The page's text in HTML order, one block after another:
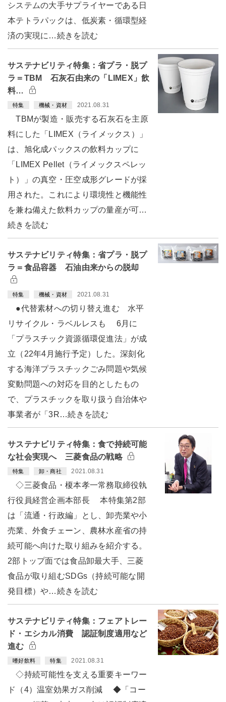
システムの大手サプライヤーである日
本テトラパックは、低炭素・循環型経
済の実現に…続きを読む
サステナビリティ特集：省プラ・脱プ
ラ＝TBM 石灰石由来の「LIMEX」飲
料…
特集 機械・資材 2021.08.31
TBMが製造・販売する石灰石を主原
料にした「LIMEX（ライメックス）」
は、旭化成パックスの飲料カップに
「LIMEX Pellet（ライメックスペレッ
ト）」の真空・圧空成形グレードが採
用された。これにより環境性と機能性
を兼ね備えた飲料カップの量産が可…
続きを読む
サステナビリティ特集：省プラ・脱プ
ラ＝食品容器 石油由来からの脱却
特集 機械・資材 2021.08.31
●代替素材への切り替え進む 水平
リサイクル・ラベルレスも 6月に
「プラスチック資源循環促進法」が成
立（22年4月施行予定）した。深刻化
する海洋プラスチックごみ問題や気候
変動問題への対応を目的としたもの
で、プラスチックを取り扱う自治体や
事業者が「3R…続きを読む
サステナビリティ特集：食で持続可能
な社会実現へ 三菱食品の戦略
特集 卸・商社 2021.08.31
◇三菱食品・榎本孝一常務取締役執
行役員経営企画本部長 本特集第2部
は「流通・行政編」とし、卸売業や小
売業、外食チェーン、農林水産省の持
続可能へ向けた取り組みを紹介する。
2部トップ面では食品卸最大手、三菱
食品が取り組むSDGs（持続可能な開
発目標）や…続きを読む
サステナビリティ特集：フェアトレー
ド・エシカル消費 認証制度適用など
進む
嗜好飲料 特集 2021.08.31
◇持続可能性を支える重要キーワー
ド（4）温室効果ガス削減 ◆「コー